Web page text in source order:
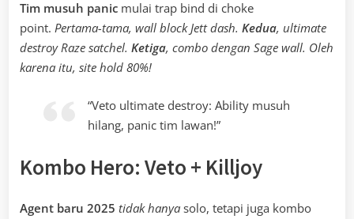
Tim musuh panic mulai trap bind di choke
point. Pertama-tama, wall block Jett dash. Kedua, ultimate
destroy Raze satchel. Ketiga, combo dengan Sage wall. Oleh
karena itu, site hold 80%!
“Veto ultimate destroy: Ability musuh
hilang, panic tim lawan!”
Kombo Hero: Veto + Killjoy
Agent baru 2025 tidak hanya solo, tetapi juga kombo